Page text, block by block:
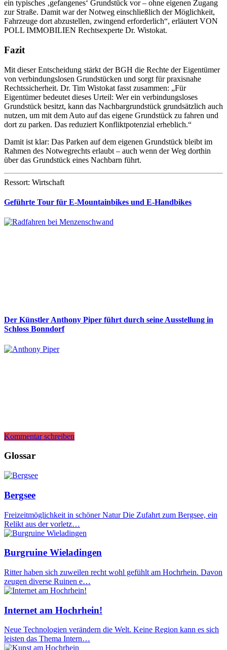
ein typisches ‚gefangenes‘ Grundstück vor – ohne eigenen Zugang
zur Straße. Damit war der Notweg einschließlich der Möglichkeit,
Fahrzeuge dort abzustellen, zwingend erforderlich“, erläutert VON
POLL IMMOBILIEN Rechtsexperte Dr. Wistokat.
Fazit
Mit dieser Entscheidung stärkt der BGH die Rechte der Eigentümer
von verbindungslosen Grundstücken und sorgt für praxisnahe
Rechtssicherheit. Dr. Tim Wistokat fasst zusammen: „Für
Eigentümer bedeutet dieses Urteil: Wer ein verbindungsloses
Grundstück besitzt, kann das Nachbargrundstück grundsätzlich auch
nutzen, um mit dem Auto auf das eigene Grundstück zu fahren und
dort zu parken. Das reduziert Konfliktpotenzial erheblich.“
Damit ist klar: Das Parken auf dem eigenen Grundstück bleibt im
Rahmen des Notwegrechts erlaubt – auch wenn der Weg dorthin
über das Grundstück eines Nachbarn führt.
Ressort: Wirtschaft
Geführte Tour für E-Mountainbikes und E-Handbikes
Der Künstler Anthony Piper führt durch seine Ausstellung in
Schloss Bonndorf
Kommentar schreiben
Glossar
Bergsee
Freizeitmöglichkeit in schöner Natur Die Zufahrt zum Bergsee, ein
Relikt aus der vorletz…
Burgruine Wieladingen
Ritter haben sich zuweilen recht wohl gefühlt am Hochrhein. Davon
zeugen diverse Ruinen e…
Internet am Hochrhein!
Neue Technologien verändern die Welt. Keine Region kann es sich
leisten das Thema Intern…